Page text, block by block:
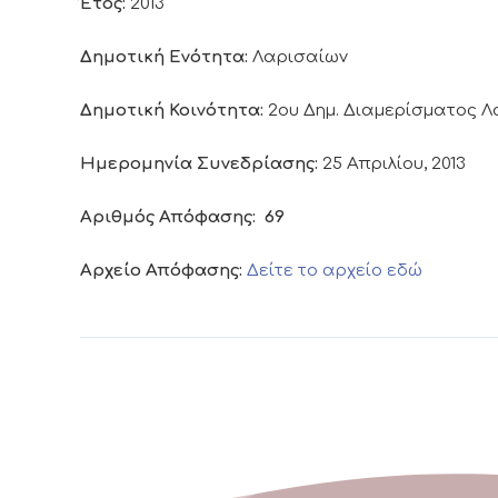
Έτος: 2013
Δημοτική Ενότητα: Λαρισαίων
Δημοτική Κοινότητα: 2ου Δημ. Διαμερίσματος
Ημερομηνία Συνεδρίασης: 25 Απριλίου, 2013
Αριθμός Απόφασης: 69
Αρχείο Απόφασης: Δείτε το αρχείο εδώ